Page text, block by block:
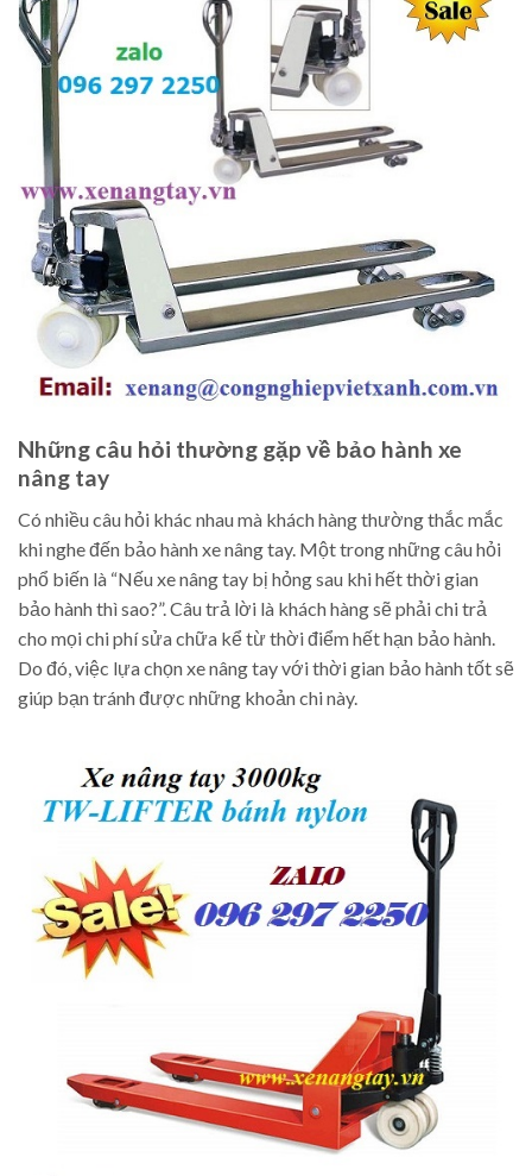
Những câu hỏi thường gặp về bảo hành xe
nâng tay
Có nhiều câu hỏi khác nhau mà khách hàng thường thắc mắc
khi nghe đến bảo hành xe nâng tay. Một trong những câu hỏi
phổ biến là “Nếu xe nâng tay bị hỏng sau khi hết thời gian
bảo hành thì sao?”. Câu trả lời là khách hàng sẽ phải chi trả
cho mọi chi phí sửa chữa kể từ thời điểm hết hạn bảo hành.
Do đó, việc lựa chọn xe nâng tay với thời gian bảo hành tốt sẽ
giúp bạn tránh được những khoản chi này.